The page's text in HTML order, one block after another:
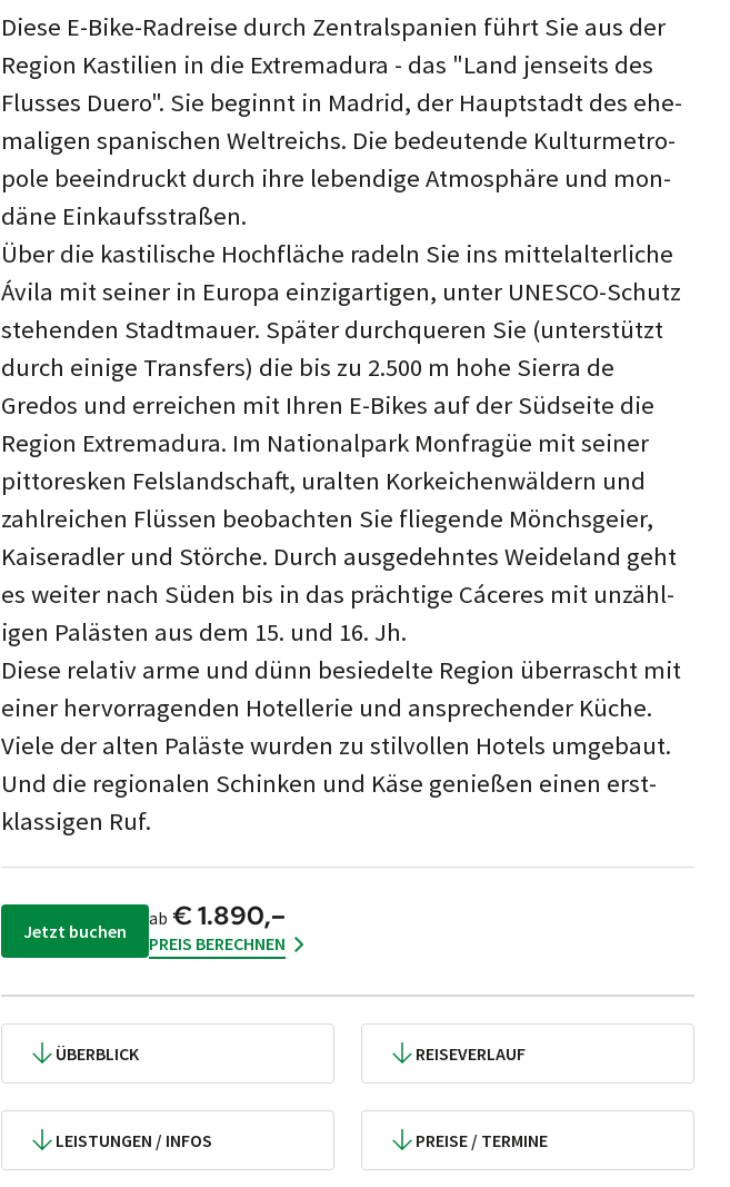
Diese E-Bike-Rad­reise durch Zentral­spanien führt Sie aus der
Region Kasti­lien in die Extre­madura - das "Land jen­seits des
Flus­ses Duero". Sie beginnt in Madrid, der Haupt­stadt des ehe­
ma­ligen spa­ni­schen Welt­reichs. Die bedeu­tende Kultur­metro­
pole beein­druckt durch ihre leben­dige Atmos­phäre und mon­
däne Ein­kaufs­straßen.
Über die kastilische Hochfläche radeln Sie ins mittel­alter­liche
Ávila mit seiner in Europa einzig­art­igen, unter UNESCO-Schutz
ste­henden Stadt­mauer. Später durch­queren Sie (unter­stützt
durch einige Trans­fers) die bis zu 2.500 m hohe Sierra de
Gredos und er­rei­chen mit Ihren E-Bikes auf der Süd­seite die
Region Extre­madura. Im National­park Monfra­güe mit seiner
pittor­esken Fels­land­schaft, ur­alten Kork­eichen­wäldern und
zahl­rei­chen Flüs­sen beob­achten Sie flie­gende Mönchs­geier,
Kaiser­adler und Störche. Durch aus­ge­dehn­tes Weide­land geht
es weiter nach Süden bis in das präch­tige Cáceres mit unzähl­
igen Paläs­ten aus dem 15. und 16. Jh.
Diese relativ arme und dünn besied­elte Region über­rascht mit
einer her­vor­ra­gen­den Hotel­lerie und an­sprech­ender Küche.
Viele der alten Paläs­te wurden zu stil­vollen Hotels umge­baut.
Und die region­alen Schin­ken und Käse ge­nießen einen erst­
klas­sigen Ruf.
Jetzt buchen
ab € 1.890,–
PREIS BERECHNEN
ÜBERBLICK REISEVERLAUF
LEISTUNGEN / INFOS PREISE / TERMINE